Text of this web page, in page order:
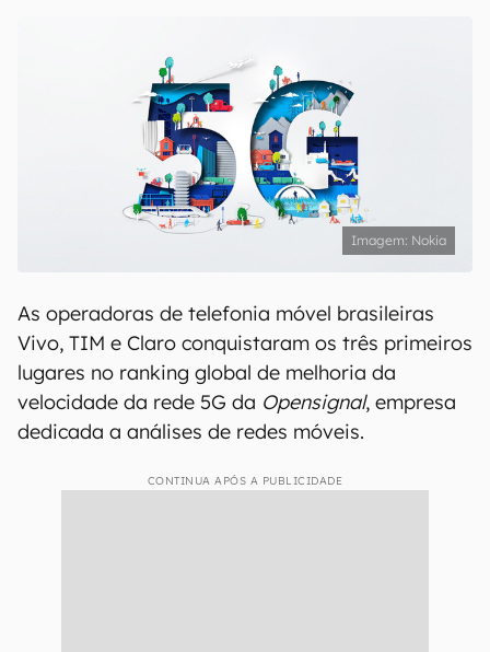
Nokia
As operadoras de telefonia móvel brasileiras
Vivo, TIM e Claro conquistaram os três primeiros
lugares no ranking global de melhoria da
velocidade da rede 5G da Opensignal, empresa
dedicada a análises de redes móveis.
CONTINUA APÓS A PUBLICIDADE